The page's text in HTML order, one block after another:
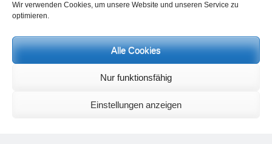
Wir verwenden Cookies, um unsere Website und unseren Service zu
optimieren.
Alle Cookies
Nur funktionsfähig
Einstellungen anzeigen
Grill, die een bewuster zingen van de liederen en begrijpen
van de inhoud mogelijk maken.
Aan te bevelen literatuur van andere auteurs over dit thema:
praktisches Musizieren mit höherer